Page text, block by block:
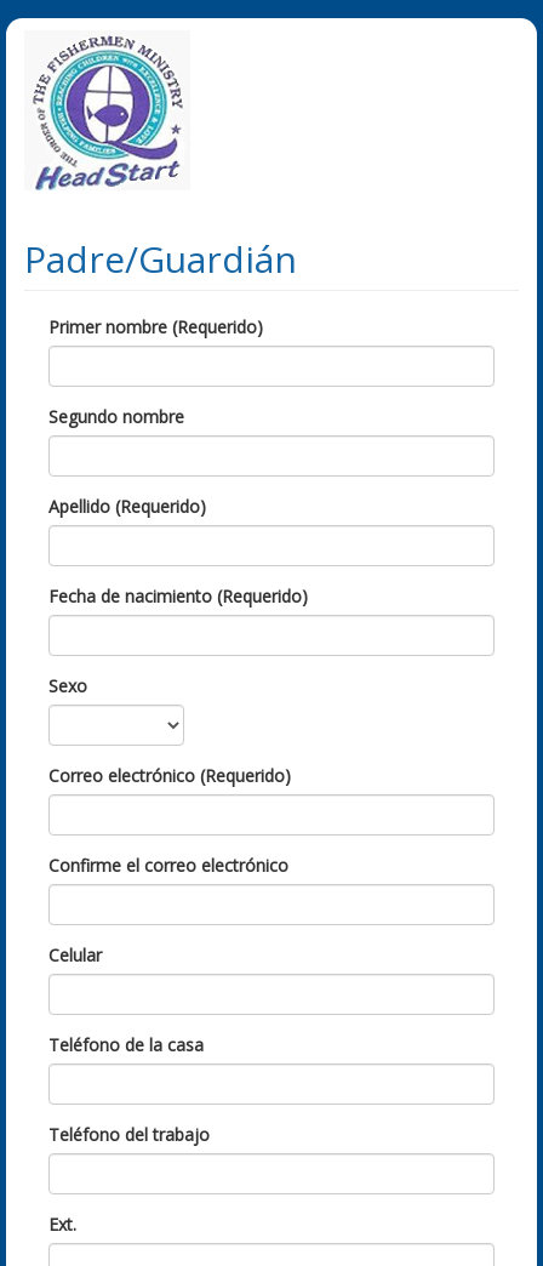
Padre/Guardián
Primer nombre (Requerido)
Segundo nombre
Apellido (Requerido)
Fecha de nacimiento (Requerido)
Sexo
Correo electrónico (Requerido)
Confirme el correo electrónico
Celular
Teléfono de la casa
Teléfono del trabajo
Ext.